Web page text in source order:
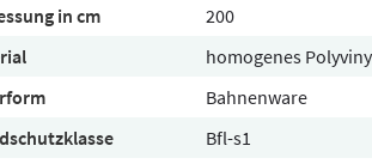
in cm
200
homogenes
Bahnenware
Bfl-s1